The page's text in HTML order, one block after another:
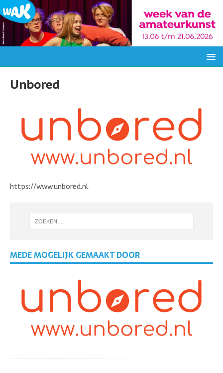
Unbored
https://www.unbored.nl
MEDE MOGELIJK GEMAAKT DOOR